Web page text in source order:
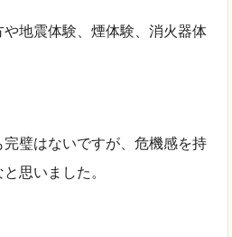
地震体験、煙体験、消火器体
璧はないですが、危機感を持
思いました。